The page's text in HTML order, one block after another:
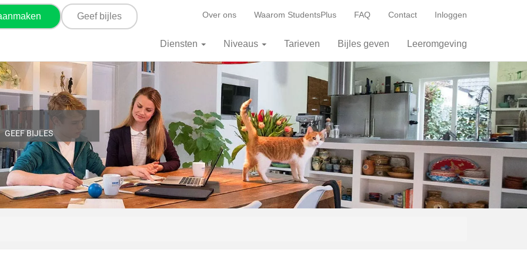
Geef bijles Over ons Waarom StudentsPlus FAQ Contact Inloggen
Diensten Niveaus Tarieven Bijles geven Leeromgeving
GEEF BIJLES